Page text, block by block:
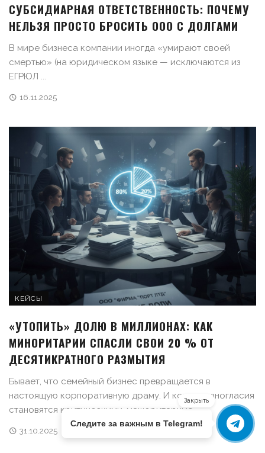
СУБСИДИАРНАЯ ОТВЕТСТВЕННОСТЬ: ПОЧЕМУ
НЕЛЬЗЯ ПРОСТО БРОСИТЬ ООО С ДОЛГАМИ
В мире бизнеса компании иногда «умирают своей
смертью» (на юридическом языке — исключаются из
ЕГРЮЛ ...
16.11.2025
КЕЙСЫ
«УТОПИТЬ» ДОЛЮ В МИЛЛИОНАХ: КАК
МИНОРИТАРИИ СПАСЛИ СВОИ 20 % ОТ
ДЕСЯТИКРАТНОГО РАЗМЫТИЯ
Бывает, что семейный бизнес превращается в
настоящую корпоративную драму. И когда разногласия
становятся критическими, мажоритарные ...
31.10.2025
Закрыть
Следите за важным в Telegram!